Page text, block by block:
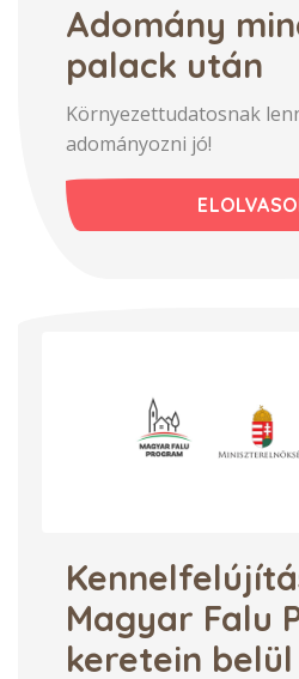
Adomány
palack után
Környezettudatosnak
adományozni jó!
Magyar Falu
keretein belül